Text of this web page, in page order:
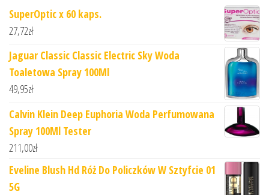
SuperOptic x 60 kaps.
27,72zł
Jaguar Classic Classic Electric Sky Woda
Toaletowa Spray 100Ml
49,95zł
Calvin Klein Deep Euphoria Woda Perfumowana
Spray 100Ml Tester
211,00zł
Eveline Blush Hd Róż Do Policzków W Sztyfcie 01
5G